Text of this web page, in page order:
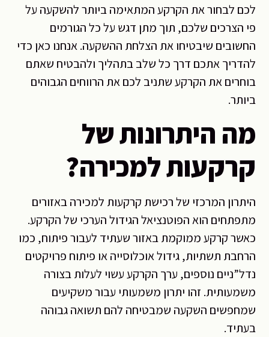
לכם לבחור את הקרקע המתאימה ביותר להשקעה על
פי הצרכים שלכם, תוך מתן דגש על כל הגורמים
החשובים שיבטיחו את הצלחת ההשקעה. אנחנו כאן כדי
להדריך אתכם דרך כל שלב בתהליך ולהבטיח שאתם
בוחרים את הקרקע שתניב לכם את הרווחים הגבוהים
ביותר.
מה היתרונות של
קרקעות למכירה?
היתרון המרכזי של רכישת קרקעות למכירה באזורים
מתפתחים הוא הפוטנציאל הגידול הערכי של הקרקע.
כאשר קרקע ממוקמת באזור שעתיד לעבור פיתוח, כמו
הרחבת תשתיות, גידול אוכלוסייה או פיתוח פרויקטים
נדל”ניים נוספים, ערך הקרקע עשוי לעלות בצורה
משמעותית. זהו יתרון משמעותי עבור משקיעים
שמחפשים השקעה שמבטיחה להם תשואה גבוהה
בעתיד.